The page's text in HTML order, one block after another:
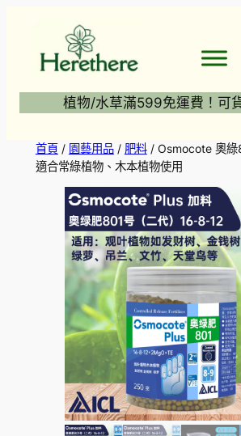
植物/水草滿599免運費！可
首頁/ 園藝用品/ 肥料/ Osmocote 奧綠
適合常綠植物、木本植物使用